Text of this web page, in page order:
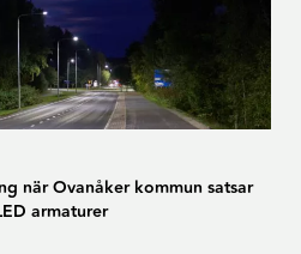
när Ovanåker kommun satsar
armaturer